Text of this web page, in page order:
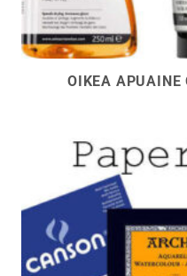
OIKEA APUAINE